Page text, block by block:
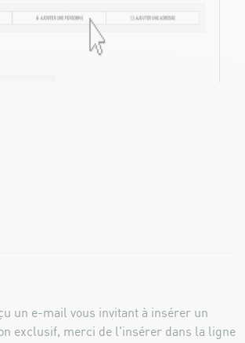
un e-mail vous invitant à insérer un
exclusif, merci de l'insérer dans la ligne